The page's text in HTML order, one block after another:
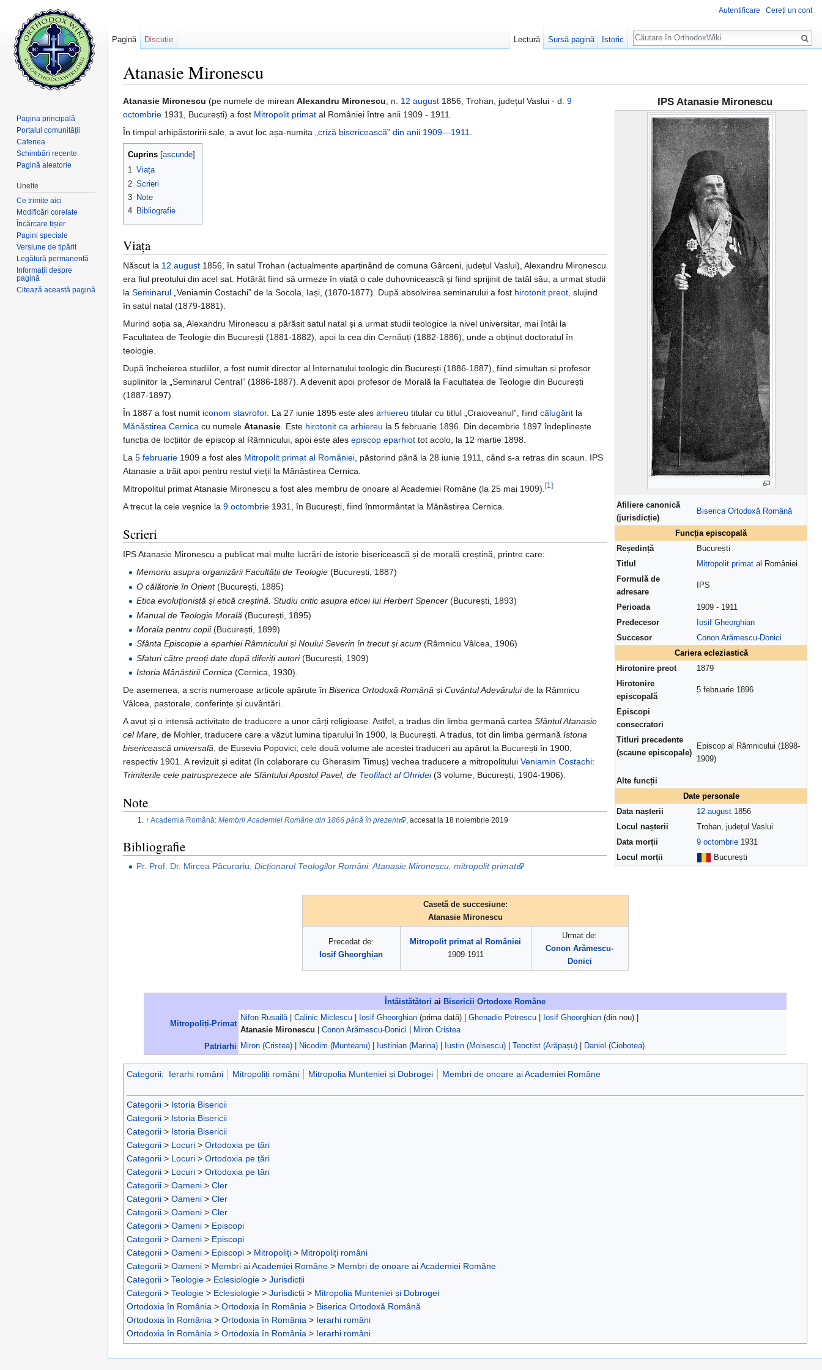
Atanasie Mironescu
IPS Atanasie Mironescu
Afiliere canonică
(jurisdicție)
Biserica Ortodoxă Română
Funcția episcopală
Reședință
București
Titlul
Mitropolit primat al României
Formulă de
adresare
IPS
Perioada
1909 - 1911
Predecesor
Iosif Gheorghian
Succesor
Conon Arămescu-Donici
Cariera ecleziastică
Hirotonire preot
1879
Hirotonire
episcopală
5 februarie 1896
Episcopi
consecratori
Titluri precedente
(scaune episcopale)
Episcop al Râmnicului (1898-
1909)
Alte funcții
Date personale
Data nașterii
12 august 1856
Locul nașterii
Trohan, județul Vaslui
Data morții
9 octombrie 1931
Locul morții
București
Atanasie Mironescu (pe numele de mirean Alexandru Mironescu; n. 12 august 1856, Trohan, județul Vaslui - d. 9
octombrie 1931, București) a fost Mitropolit primat al României între anii 1909 - 1911.
În timpul arhipăstoririi sale, a avut loc așa-numita „criză bisericească” din anii 1909—1911.
Cuprins ascunde
1 Viața
2 Scrieri
3 Note
4 Bibliografie
Viața
Născut la 12 august 1856, în satul Trohan (actualmente aparținând de comuna Gârceni, județul Vaslui), Alexandru Mironescu
era fiul preotului din acel sat. Hotărât fiind să urmeze în viață o cale duhovnicească și fiind sprijinit de tatăl său, a urmat studii
la Seminarul „Veniamin Costachi” de la Socola, Iași, (1870-1877). După absolvirea seminarului a fost hirotonit preot, slujind
în satul natal (1879-1881).
Murind soția sa, Alexandru Mironescu a părăsit satul natal și a urmat studii teologice la nivel universitar, mai întâi la
Facultatea de Teologie din București (1881-1882), apoi la cea din Cernăuți (1882-1886), unde a obținut doctoratul în
teologie.
După încheierea studiilor, a fost numit director al Internatului teologic din București (1886-1887), fiind simultan și profesor
suplinitor la „Seminarul Central” (1886-1887). A devenit apoi profesor de Morală la Facultatea de Teologie din București
(1887-1897).
În 1887 a fost numit iconom stavrofor. La 27 iunie 1895 este ales arhiereu titular cu titlul „Craioveanul”, fiind călugărit la
Mănăstirea Cernica cu numele Atanasie. Este hirotonit ca arhiereu la 5 februarie 1896. Din decembrie 1897 îndeplinește
funcția de locțiitor de episcop al Râmnicului, apoi este ales episcop eparhiot tot acolo, la 12 martie 1898.
La 5 februarie 1909 a fost ales Mitropolit primat al României, păstorind până la 28 iunie 1911, când s-a retras din scaun. IPS
Atanasie a trăit apoi pentru restul vieții la Mănăstirea Cernica.
Mitropolitul primat Atanasie Mironescu a fost ales membru de onoare al Academiei Române (la 25 mai 1909).[1]
A trecut la cele veșnice la 9 octombrie 1931, în București, fiind înmormântat la Mănăstirea Cernica.
Scrieri
IPS Atanasie Mironescu a publicat mai multe lucrări de istorie bisericească și de morală creștină, printre care:
Memoriu asupra organizării Facultății de Teologie (București, 1887)
O călătorie în Orient(București, 1885)
Etica evoluționistă și etică creștină. Studiu critic asupra eticei lui Herbert Spencer (București, 1893)
Manual de Teologie Morală (București, 1895)
Morala pentru copii(București, 1899)
Sfânta Episcopie a eparhiei Râmnicului și Noului Severin în trecut și acum (Râmnicu Vâlcea, 1906)
Sfaturi către preoți date după diferiți autori(București, 1909)
Istoria Mânăstirii Cernica (Cernica, 1930).
De asemenea, a scris numeroase articole apărute în Biserica Ortodoxă Română și Cuvântul Adevăruluide la Râmnicu
Vâlcea, pastorale, conferințe și cuvântări.
A avut și o intensă activitate de traducere a unor cărți religioase. Astfel, a tradus din limba germană cartea Sfântul Atanasie
cel Mare , de Mohler, traducere care a văzut lumina tiparului în 1900, la București. A tradus, tot din limba germană Istoria
bisericească universală , de Euseviu Popovici; cele două volume ale acestei traduceri au apărut la București în 1900,
respectiv 1901. A revizuit și editat (în colaborare cu Gherasim Timuș) vechea traducere a mitropolitului Veniamin Costachi:
Trimiterile cele patrusprezece ale Sfântului Apostol Pavel, de Teofilact al Ohridei(3 volume, București, 1904-1906).
Note
↑ Academia Română:Membrii Academiei Române din 1866 până în prezent , accesat la 18 noiembrie 2019
Bibliografie
Pr. Prof. Dr. Mircea Păcurariu,Dicționarul Teologilor Români: Atanasie Mironescu, mitropolit primat
Casetă de succesiune:
Atanasie Mironescu
Precedat de:
Iosif Gheorghian
Mitropolit primat al României
1909-1911
Urmat de:
Conon Arămescu-
Donici
Întâistătători ai Bisericii Ortodoxe Române
Mitropoliți-Primat
Nifon Rusailă Calinic Miclescu Iosif Gheorghian (prima dată) | Ghenadie Petrescu Iosif Gheorghian (din nou) |
Atanasie Mironescu
Conon Arămescu-Donici Miron Cristea
Patriarhi Miron (Cristea) Nicodim (Munteanu) Iustinian (Marina) Iustin (Moisescu) Teoctist (Arăpașu) Daniel (Ciobotea)
Categorii: Ierarhi români Mitropoliți români Mitropolia Munteniei și Dobrogei Membri de onoare ai Academiei Române
Categorii > Istoria Bisericii
Categorii > Istoria Bisericii
Categorii > Istoria Bisericii
Categorii > Locuri > Ortodoxia pe țări
Categorii > Locuri > Ortodoxia pe țări
Categorii > Locuri > Ortodoxia pe țări
Categorii > Oameni > Cler
Categorii > Oameni > Cler
Categorii > Oameni > Cler
Categorii > Oameni > Episcopi
Categorii > Oameni > Episcopi
Categorii > Oameni > Episcopi > Mitropoliți > Mitropoliți români
Categorii > Oameni > Membri ai Academiei Române > Membri de onoare ai Academiei Române
Categorii > Teologie > Eclesiologie > Jurisdicții
Categorii > Teologie > Eclesiologie > Jurisdicții > Mitropolia Munteniei și Dobrogei
Ortodoxia în România > Ortodoxia în România > Biserica Ortodoxă Română
Ortodoxia în România > Ortodoxia în România > Ierarhi români
Ortodoxia în România > Ortodoxia în România > Ierarhi români
Autentificare Cereți un cont
Pagină Discuție Lectură Sursă pagină Istoric
Căutare
Pagina principală
Portalul comunității
Cafenea
Schimbări recente
Pagină aleatorie
Unelte
Ce trimite aici
Modificări corelate
Încărcare fișier
Pagini speciale
Versiune de tipărit
Legătură permanentă
Informații despre
pagină
Citează această pagină